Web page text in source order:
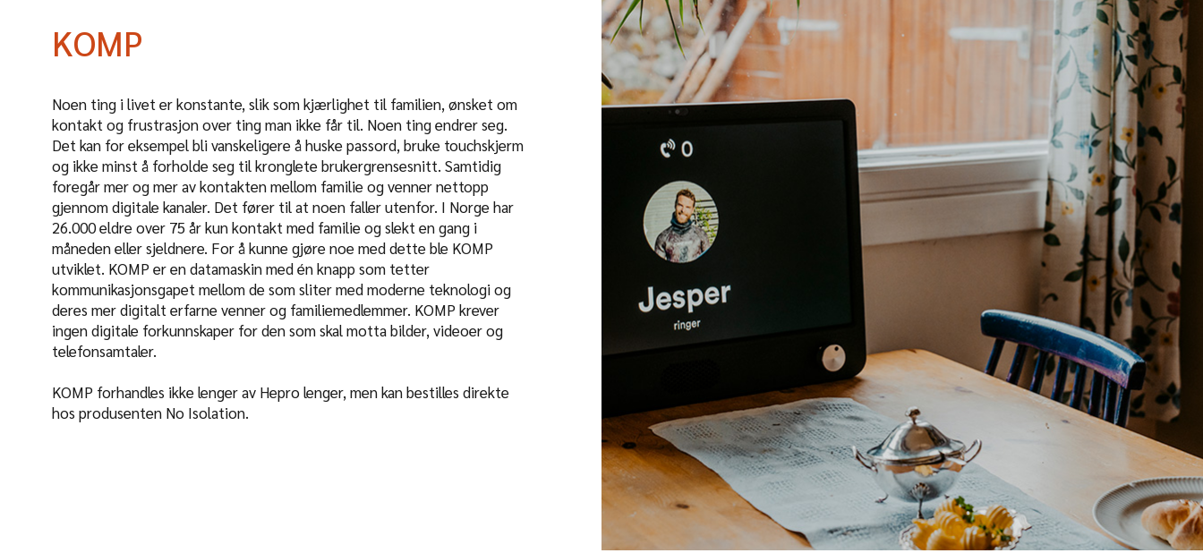
KOMP
​Noen ting i livet er konstante, slik som kjærlighet til familien, ønsket om
kontakt og frustrasjon over ting man ikke får til. Noen ting endrer seg.
Det kan for eksempel bli vanskeligere å huske passord, bruke touchskjerm
og ikke minst å forholde seg til kronglete brukergrensesnitt. Samtidig
foregår mer og mer av kontakten mellom familie og venner nettopp
gjennom digitale kanaler. Det fører til at noen faller utenfor. I Norge har
26.000 eldre over 75 år kun kontakt med familie og slekt en gang i
måneden eller sjeldnere. For å kunne gjøre noe med dette ble KOMP
utviklet. KOMP er en datamaskin med én knapp som tetter
kommunikasjonsgapet mellom de som sliter med moderne teknologi og
deres mer digitalt erfarne venner og familiemedlemmer. KOMP krever
ingen digitale forkunnskaper for den som skal motta bilder, videoer og
telefonsamtaler.
KOMP forhandles ikke lenger av Hepro lenger, men kan bestilles direkte
hos produsenten No Isolation.